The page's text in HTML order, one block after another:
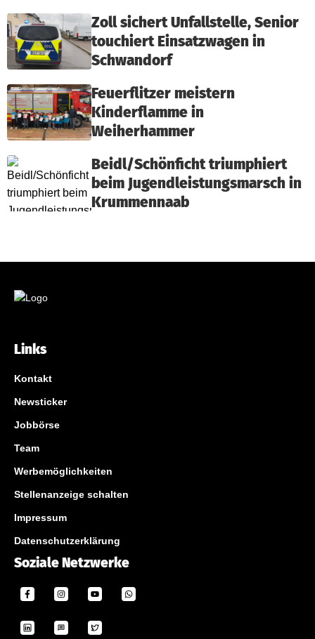
Zoll sichert Unfallstelle, Senior
touchiert Einsatzwagen in
Schwandorf
Feuerflitzer meistern
Kinderflamme in
Weiherhammer
Beidl/Schönficht triumphiert
beim Jugendleistungsmarsch in
Krummennaab
Links
Kontakt
Newsticker
Jobbörse
Team
Werbemöglichkeiten
Stellenanzeige schalten
Impressum
Datenschutzerklärung
Soziale Netzwerke